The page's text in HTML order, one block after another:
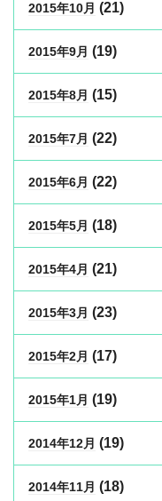
2015年10月 (21)
2015年9月 (19)
2015年8月 (15)
2015年7月 (22)
2015年6月 (22)
2015年5月 (18)
2015年4月 (21)
2015年3月 (23)
2015年2月 (17)
2015年1月 (19)
2014年12月 (19)
2014年11月 (18)